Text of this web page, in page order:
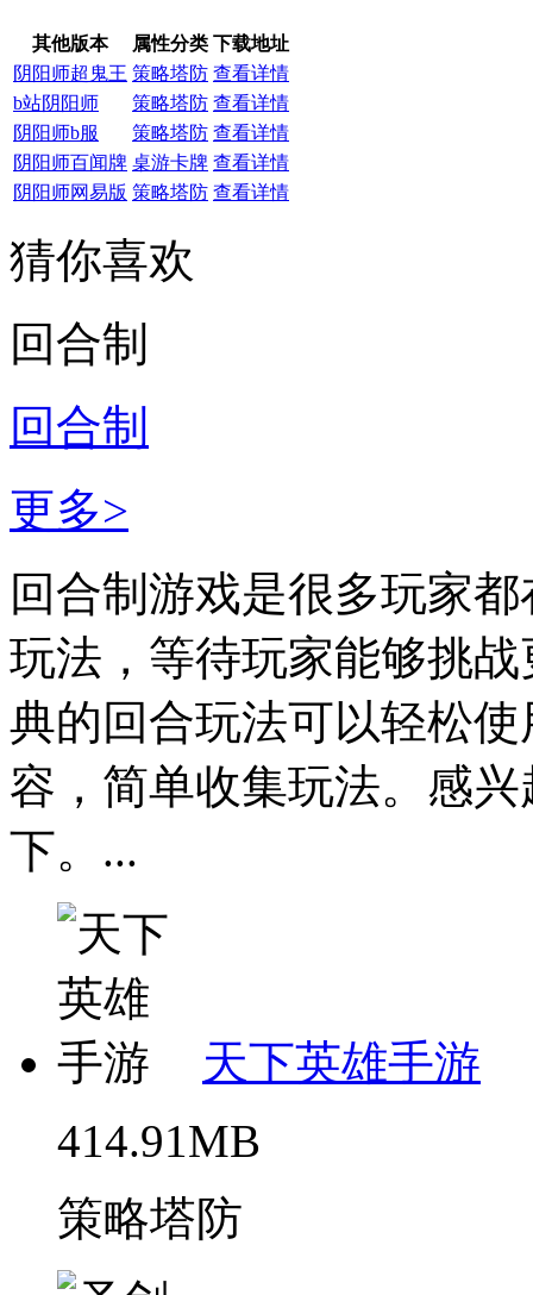
其他版本 属性分类 下载地址
阴阳师超鬼王 策略塔防 查看详情
b站阴阳师
策略塔防 查看详情
阴阳师b服
策略塔防 查看详情
阴阳师百闻牌 桌游卡牌 查看详情
阴阳师网易版 策略塔防 查看详情
猜你喜欢
回合制
回合制
更多>
回合制游戏是很多玩家
玩法，等待玩家能够挑
典的回合玩法可以轻松
容，简单收集玩法。感
下。...
天下英雄手游
414.91MB
策略塔防